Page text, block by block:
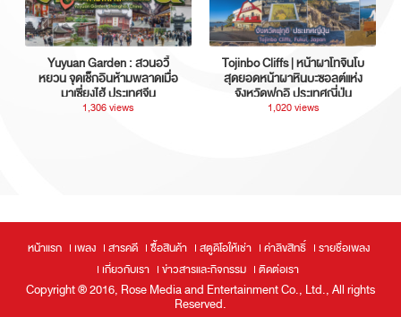
Yuyuan Garden : สวนอวี้
หยวน จุดเช็กอินห้ามพลาดเมื่อ
มาเซี่ยงไฮ้ ประเทศจีน
1,306 views
Tojinbo Cliffs | หน้าผาโทจินโบ
สุดยอดหน้าผาหินบะซอลต์แห่ง
จังหวัดฟุกุอิ ประเทศญี่ปุ่น
1,020 views
หน้าแรก เพลง สารคดี ซื้อสินค้า สตูดิโอให้เช่า ค่าลิขสิทธิ์
รายชื่อเพลง
เกี่ยวกับเรา
ข่าวสารและกิจกรรม ติดต่อเรา
Copyright ® 2016, Rose Media and Entertainment Co., Ltd., All rights
Reserved.